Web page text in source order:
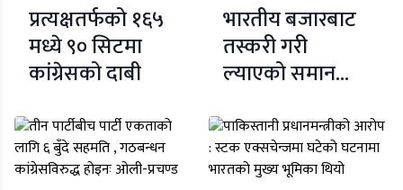
प्रत्यक्षतर्फको १६५
मध्ये ९० सिटमा
कांग्रेसको दाबी
भारतीय बजारबाट
तस्करी गरी
ल्याएको समान
लिदै:शसत्र प्रहरी